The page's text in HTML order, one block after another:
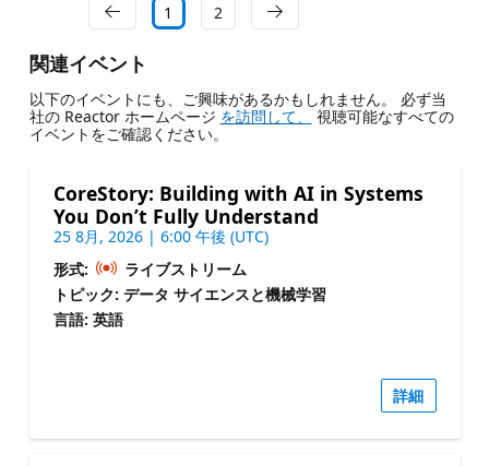
1 2
関連イベント
以下のイベントにも、ご興味があるかもしれません。 必ず当
社の Reactor ホームページ を訪問して、
視聴可能なすべての
イベントをご確認ください。
CoreStory: Building with AI in Systems
You Don’t Fully Understand
25 8月, 2026 | 6:00 午後 (UTC)
形式:
ライブストリーム
トピック: データ サイエンスと機械学習
言語: 英語
詳細